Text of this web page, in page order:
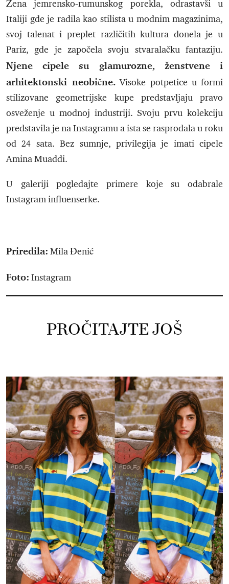
Žena jemrensko-rumunskog porekla, odrastavši u
Italiji gde je radila kao stilista u modnim magazinima,
svoj talenat i preplet različitih kultura donela je u
Pariz, gde je započela svoju stvaralačku fantaziju.
Njene cipele su glamurozne, ženstvene i
arhitektonski neobične. Visoke potpetice u formi
stilizovane geometrijske kupe predstavljaju pravo
osveženje u modnoj industriji. Svoju prvu kolekciju
predstavila je na Instagramu a ista se rasprodala u roku
od 24 sata. Bez sumnje, privilegija je imati cipele
Amina Muaddi.
U galeriji pogledajte primere koje su odabrale
Instagram influenserke.
Priredila: Mila Đenić
Foto: Instagram
PROČITAJTE JOŠ